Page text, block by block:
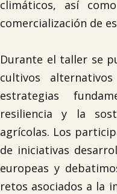
climáticos, así
comercialización de
Durante el taller se
cultivos
estrategias
resiliencia y la
agrícolas. Los
de iniciativas
europeas y
retos asociados a la